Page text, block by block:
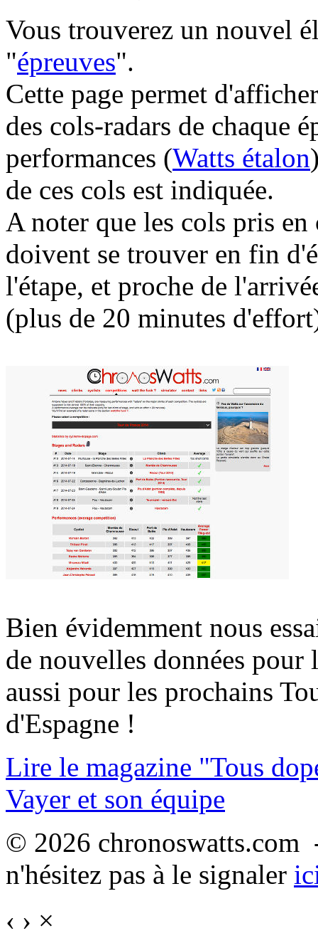
Vous trouverez un nouvel
"épreuves".
Cette page permet
des cols-radars de chaque
performances (Watts étalon
de ces cols est indiquée.
A noter que les cols pris
doivent se trouver en fin
l'étape, et proche de
(plus de 20 minutes
Bien évidemment nous
de nouvelles données pour
aussi pour les prochains
d'Espagne !
Lire le magazine "Tous
Vayer et son équipe
© 2026
n'hésitez pas à le signaler
‹ › ×